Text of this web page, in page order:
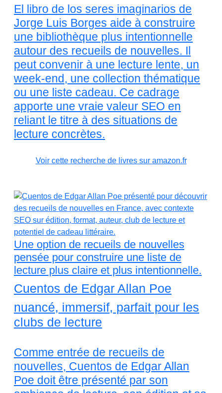
El libro de los seres imaginarios de
Jorge Luis Borges aide à construire
une bibliothèque plus intentionnelle
autour des recueils de nouvelles. Il
peut convenir à une lecture lente, un
week-end, une collection thématique
ou une liste cadeau. Ce cadrage
apporte une vraie valeur SEO en
reliant le titre à des situations de
lecture concrètes.
Voir cette recherche de livres sur amazon.fr
Une option de recueils de nouvelles
pensée pour construire une liste de
lecture plus claire et plus intentionnelle.
Cuentos de Edgar Allan Poe
nuancé, immersif, parfait pour les
clubs de lecture
Comme entrée de recueils de
nouvelles, Cuentos de Edgar Allan
Poe doit être présenté par son